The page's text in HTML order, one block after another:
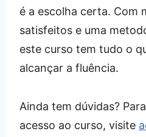
é a escolha certa. Com
satisfeitos e uma
este curso tem tudo o
alcançar a fluência.
Ainda tem dúvidas?
acesso ao curso, visite